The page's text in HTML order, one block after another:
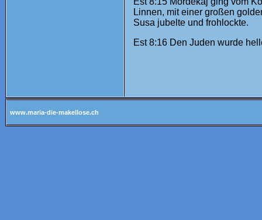
Linnen, mit einer großen
Susa jubelte und frohlockte.
Est 8:16 Den Juden wurde
www.maria-die-makellose.ch